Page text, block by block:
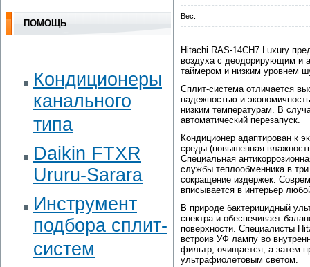
ПОМОЩЬ
Кондиционеры
канального
типа
Daikin FTXR
Ururu-Sarara
Инструмент
подбора сплит-
систем
Вес:
Hitachi RAS-14CH7 Luxury
воздуха с деодорирующим и
таймером и низким уровнем
Сплит-система отличается
надежностью и
низким температурам. В
автоматический перезапуск.
Кондиционер адаптирован к
среды (повышенная
Специальная
службы теплообменника в
сокращение издержек.
вписывается в интерьер
В природе бактерицидный
спектра и обеспечивает
поверхности. Специалисты
встроив УФ лампу во
фильтр, очищается, а затем
ультрафиолетовым светом.